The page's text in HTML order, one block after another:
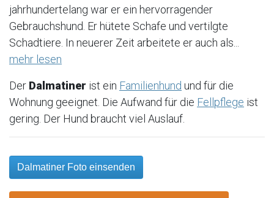
jahrhundertelang war er ein hervorragender
Gebrauchshund. Er hütete Schafe und vertilgte
Schadtiere. In neuerer Zeit arbeitete er auch als...
mehr lesen
Der Dalmatiner ist ein Familienhund und für die
Wohnung geeignet. Die Aufwand für die Fellpflege ist
gering. Der Hund braucht viel Auslauf.
Dalmatiner Foto einsenden